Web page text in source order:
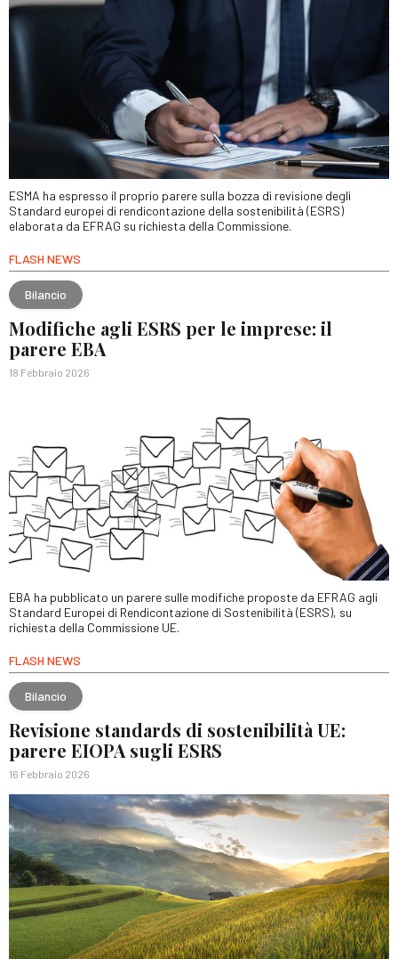
ESMA ha espresso il proprio parere sulla bozza di revisione degli
Standard europei di rendicontazione della sostenibilità (ESRS)
elaborata da EFRAG su richiesta della Commissione.
FLASH NEWS
Bilancio
Modifiche agli ESRS per le imprese: il
parere EBA
18 Febbraio 2026
EBA ha pubblicato un parere sulle modifiche proposte da EFRAG agli
Standard Europei di Rendicontazione di Sostenibilità (ESRS), su
richiesta della Commissione UE.
FLASH NEWS
Bilancio
Revisione standards di sostenibilità UE:
parere EIOPA sugli ESRS
16 Febbraio 2026